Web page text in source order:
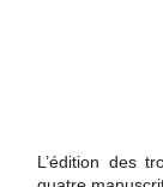
L’édition des